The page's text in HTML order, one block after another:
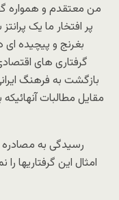
من معتقدم و همواره
پر افتخار ما یک
بغرنج و پیچیده
گرفتاری های
بازگشت به فرهنگ
مقایل مطالبات
رسیدگی به مصادره
امثال این گرفتاریها